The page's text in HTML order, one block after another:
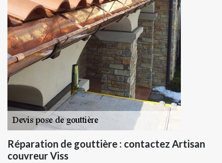
Réparation de gouttière : contactez Artisan
couvreur Viss